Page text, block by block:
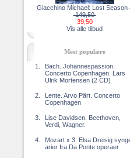
Giacchino Michael: Lost Season
149,50
39,50
Vis alle tilbud
Mest populære
1.
Bach. Johannespassion.
Concerto Copenhagen. Lars
Ulrik Mortensen (2 CD)
2.
Lente. Arvo Pärt. Concerto
Copenhagen
3.
Lise Davidsen. Beethoven,
Verdi, Wagner.
4.
Mozart x 3. Elsa Dreisig
arier fra Da Ponte operaer